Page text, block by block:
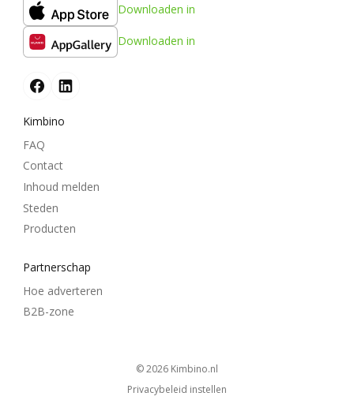
Downloaden in
Downloaden in
Kimbino
FAQ
Contact
Inhoud melden
Steden
Producten
Partnerschap
Hoe adverteren
B2B-zone
© 2026
kimbino.nl
Privacybeleid instellen